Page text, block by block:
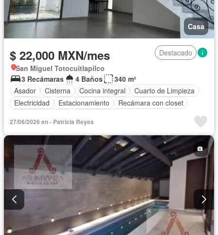
Casa
$ 22,000 MXN/mes
Destacado
San Miguel Totocuitlapilco
3 Recámaras
4 Baños
340 m²
Asador
Cisterna Cocina integral
Cuarto de Limpieza
Electricidad
Estacionamiento
Recámara con closet
27/06/2026 en - Patricia Reyes